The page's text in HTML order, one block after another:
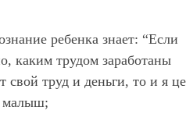
ребенка знает: “Если
каким трудом заработаны
свой труд и деньги, то и я
малыш;